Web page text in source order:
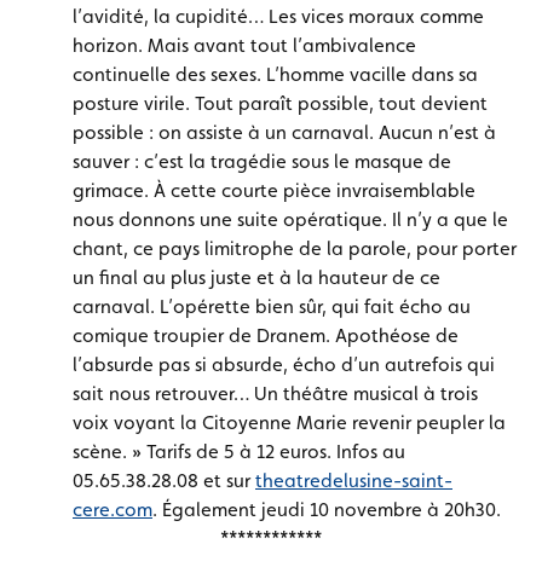
l’avidité, la cupidité… Les vices moraux comme
horizon. Mais avant tout l’ambivalence
continuelle des sexes. L’homme vacille dans sa
posture virile. Tout paraît possible, tout devient
possible : on assiste à un carnaval. Aucun n’est à
sauver : c’est la tragédie sous le masque de
grimace. À cette courte pièce invraisemblable
nous donnons une suite opératique. Il n’y a que le
chant, ce pays limitrophe de la parole, pour porter
un final au plus juste et à la hauteur de ce
carnaval. L’opérette bien sûr, qui fait écho au
comique troupier de Dranem. Apothéose de
l’absurde pas si absurde, écho d’un autrefois qui
sait nous retrouver… Un théâtre musical à trois
voix voyant la Citoyenne Marie revenir peupler la
scène. » Tarifs de 5 à 12 euros. Infos au
05.65.38.28.08 et surtheatredelusine-saint-
cere.com. Également jeudi 10 novembre à 20h30.
************